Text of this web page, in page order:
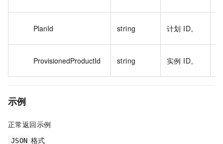
PlanId string 计划 ID。
ProvisionedProductId string 实例 ID。
示例
正常返回示例
JSON 格式